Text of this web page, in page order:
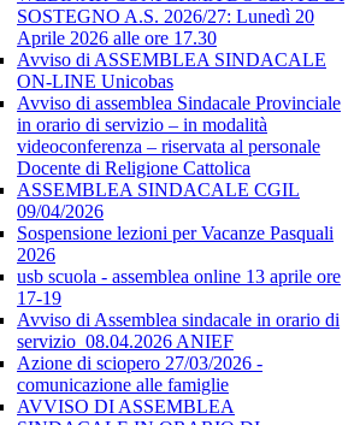
SOSTEGNO A.S. 2026/27: Lunedì 20
Aprile 2026 alle ore 17.30
Avviso di ASSEMBLEA SINDACALE
ON-LINE Unicobas
Avviso di assemblea Sindacale Provinciale
in orario di servizio – in modalità
videoconferenza – riservata al personale
Docente di Religione Cattolica
ASSEMBLEA SINDACALE CGIL
09/04/2026
Sospensione lezioni per Vacanze Pasquali
2026
usb scuola - assemblea online 13 aprile ore
17-19
Avviso di Assemblea sindacale in orario di
servizio_08.04.2026 ANIEF
Azione di sciopero 27/03/2026 -
comunicazione alle famiglie
AVVISO DI ASSEMBLEA